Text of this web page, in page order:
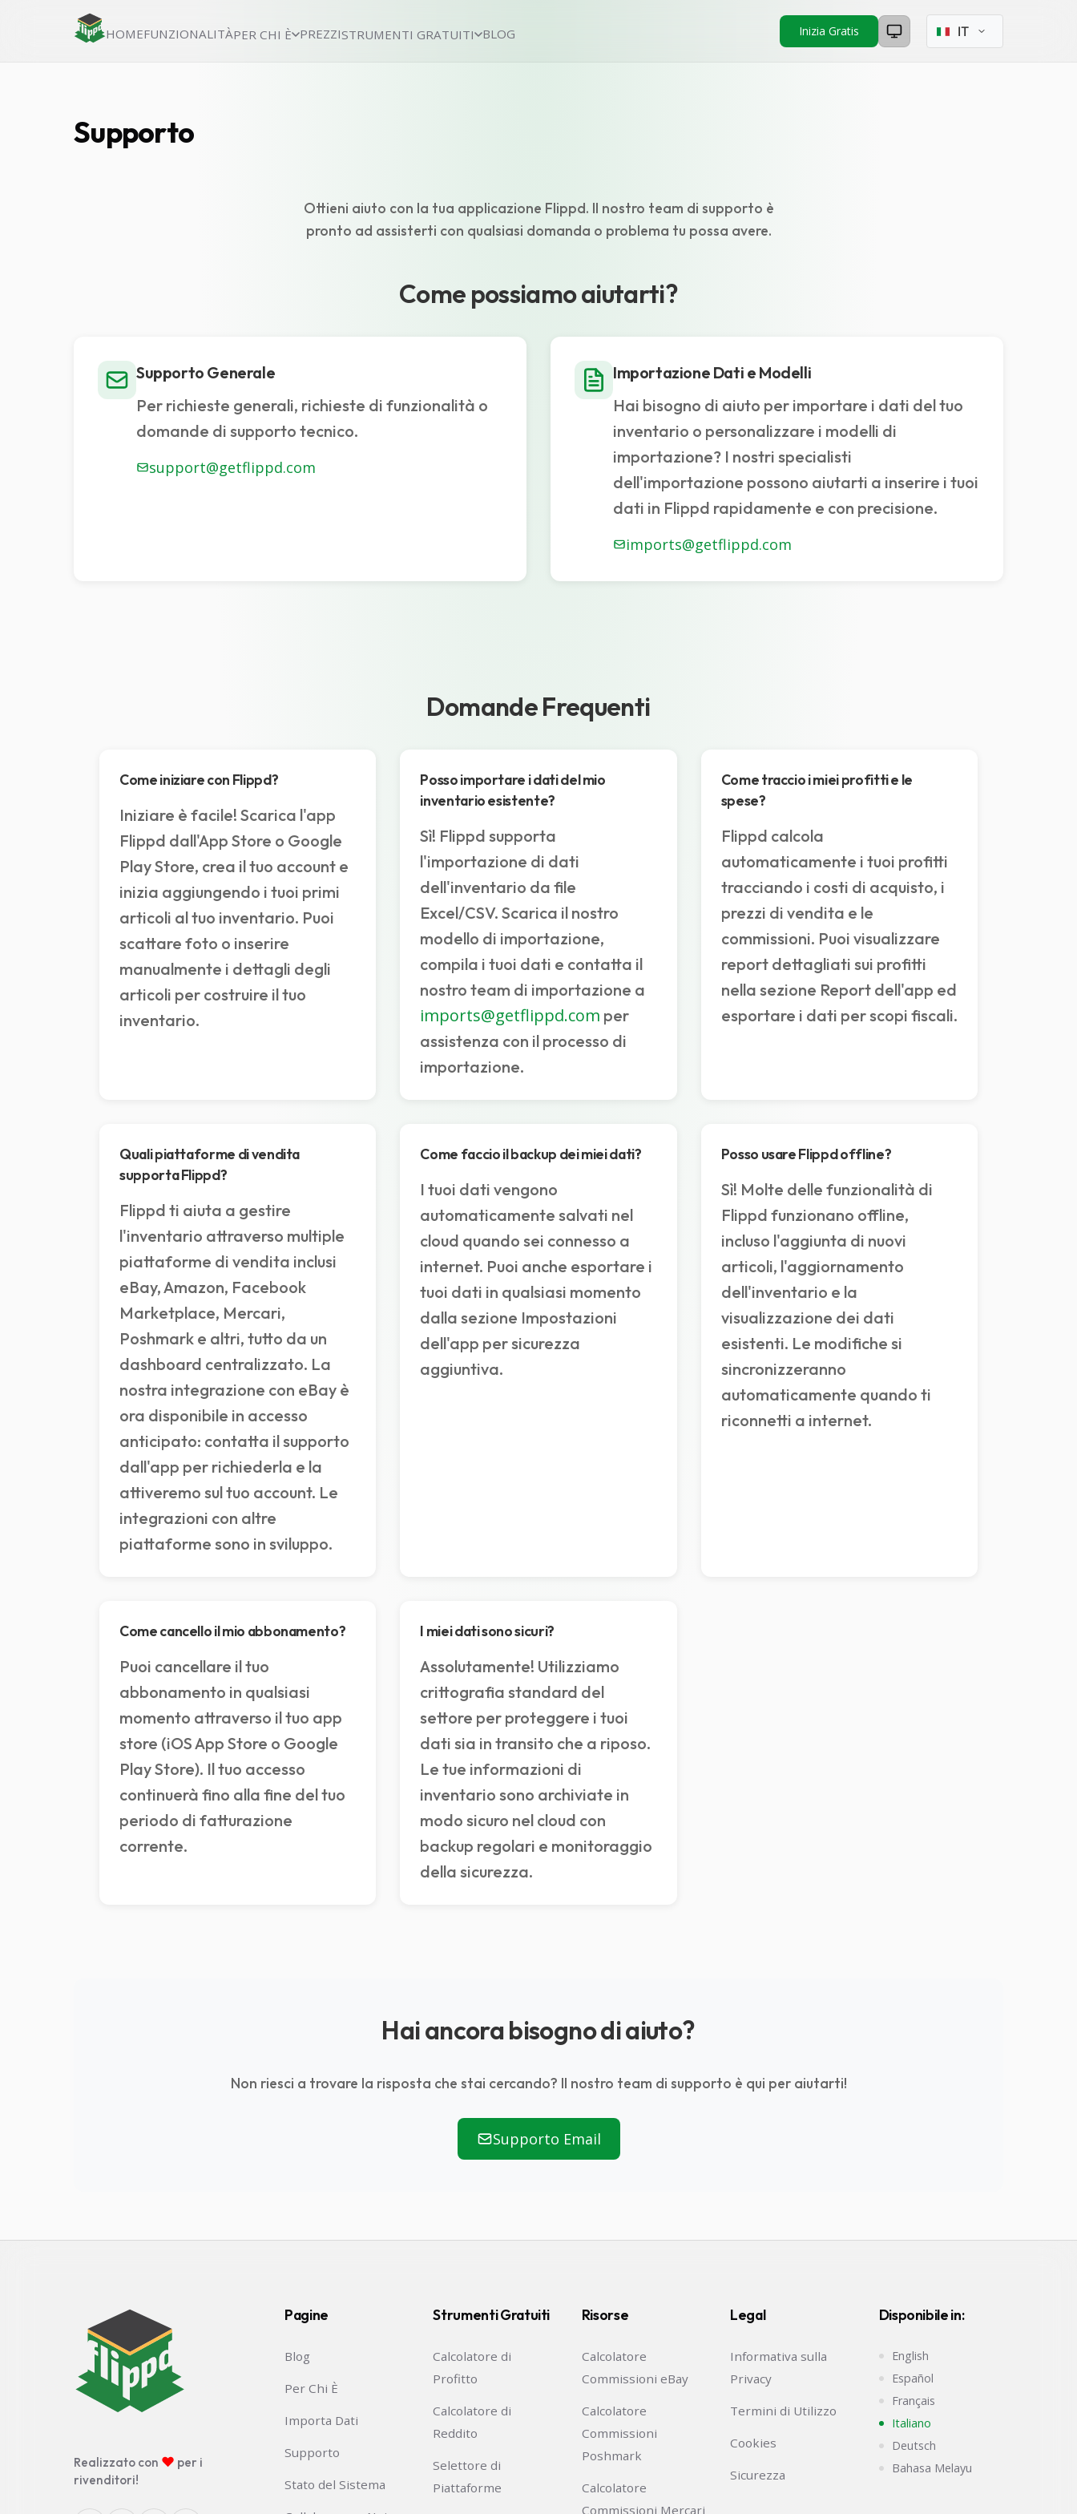
HOMEFUNZIONALITÀPER CHI È PREZZISTRUMENTI GRATUITI BLOG Inizia Gratis Seleziona lingua
Supporto
Ottieni aiuto con la tua applicazione Flippd. Il nostro team di supporto è
pronto ad assisterti con qualsiasi domanda o problema tu possa avere.
Come possiamo aiutarti?
Supporto Generale
Per richieste generali, richieste di funzionalità o
domande di supporto tecnico.
support@getflippd.com
Importazione Dati e Modelli
Hai bisogno di aiuto per importare i dati del tuo
inventario o personalizzare i modelli di
importazione? I nostri specialisti
dell'importazione possono aiutarti a inserire i tuoi
dati in Flippd rapidamente e con precisione.
imports@getflippd.com
Domande Frequenti
Come iniziare con Flippd?
Iniziare è facile! Scarica l'app
Flippd dall'App Store o Google
Play Store, crea il tuo account e
inizia aggiungendo i tuoi primi
articoli al tuo inventario. Puoi
scattare foto o inserire
manualmente i dettagli degli
articoli per costruire il tuo
inventario.
Posso importare i dati del mio
inventario esistente?
Sì! Flippd supporta
l'importazione di dati
dell'inventario da file
Excel/CSV. Scarica il nostro
modello di importazione,
compila i tuoi dati e contatta il
nostro team di importazione a
imports@getflippd.com per
assistenza con il processo di
importazione.
Come traccio i miei profitti e le
spese?
Flippd calcola
automaticamente i tuoi profitti
tracciando i costi di acquisto, i
prezzi di vendita e le
commissioni. Puoi visualizzare
report dettagliati sui profitti
nella sezione Report dell'app ed
esportare i dati per scopi fiscali.
Quali piattaforme di vendita
supporta Flippd?
Flippd ti aiuta a gestire
l'inventario attraverso multiple
piattaforme di vendita inclusi
eBay, Amazon, Facebook
Marketplace, Mercari,
Poshmark e altri, tutto da un
dashboard centralizzato. La
nostra integrazione con eBay è
ora disponibile in accesso
anticipato: contatta il supporto
dall'app per richiederla e la
attiveremo sul tuo account. Le
integrazioni con altre
piattaforme sono in sviluppo.
Come faccio il backup dei miei dati?
I tuoi dati vengono
automaticamente salvati nel
cloud quando sei connesso a
internet. Puoi anche esportare i
tuoi dati in qualsiasi momento
dalla sezione Impostazioni
dell'app per sicurezza
aggiuntiva.
Posso usare Flippd offline?
Sì! Molte delle funzionalità di
Flippd funzionano offline,
incluso l'aggiunta di nuovi
articoli, l'aggiornamento
dell'inventario e la
visualizzazione dei dati
esistenti. Le modifiche si
sincronizzeranno
automaticamente quando ti
riconnetti a internet.
Come cancello il mio abbonamento?
Puoi cancellare il tuo
abbonamento in qualsiasi
momento attraverso il tuo app
store (iOS App Store o Google
Play Store). Il tuo accesso
continuerà fino alla fine del tuo
periodo di fatturazione
corrente.
I miei dati sono sicuri?
Assolutamente! Utilizziamo
crittografia standard del
settore per proteggere i tuoi
dati sia in transito che a riposo.
Le tue informazioni di
inventario sono archiviate in
modo sicuro nel cloud con
backup regolari e monitoraggio
della sicurezza.
Hai ancora bisogno di aiuto?
Non riesci a trovare la risposta che stai cercando? Il nostro team di supporto è qui per aiutarti!
Supporto Email
Realizzato con ♥ per i
rivenditori!
Pagine
Blog
Per Chi È
Importa Dati
Supporto
Stato del Sistema
Strumenti Gratuiti
Calcolatore di
Profitto
Calcolatore di
Reddito
Selettore di
Piattaforme
Risorse
Calcolatore
Commissioni eBay
Calcolatore
Commissioni
Poshmark
Calcolatore
Commissioni Mercari
Legal
Informativa sulla
Privacy
Termini di Utilizzo
Cookies
Sicurezza
Disponibile in:
English
Español
Français
Italiano
Deutsch
Bahasa Melayu